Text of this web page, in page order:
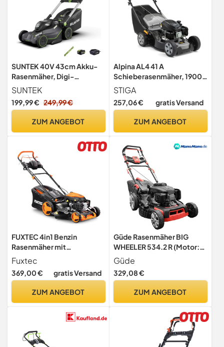
SUNTEK 40V 43cm Akku-
Rasenmäher, Digi-
Brushless Handrasenmäher,
4,0Ah Lithium-Ionen-Akku
und Schnellladegerät
kompatibel, SLM4417-
SUNTEK
199,99 € 249,99 €
ZUM ANGEBOT
Alpina AL4 41 A
Schieberasenmäher, 1900
W, 41 cm – Fangkorb 60 l,
Zentrale 6-Stufen
Einstellung – Rasenflächen
STIGA
257,06 € gratis Versand
ZUM ANGEBOT
FUXTEC 4in1 Benzin
Rasenmäher mit
Elektrostart FX-RM5196eS
• 6 PS • 196 CCM 4-Takt
Motor • 51 cm Schnittbreite
Radantrieb • E-Starter mit
Fuxtec
369,00 € gratis Versand
ZUM ANGEBOT
Güde Rasenmäher BIG
WHEELER 534.2 R (Motor:
4-Takt Power-Engine S 592
V, Motorleistung: 3,5/4,8
(kW/PS), Schnittbreite:
Grasfangsack, 8-fache
Schnitthöhenverstellung)
Güde
329,08 €
ZUM ANGEBOT